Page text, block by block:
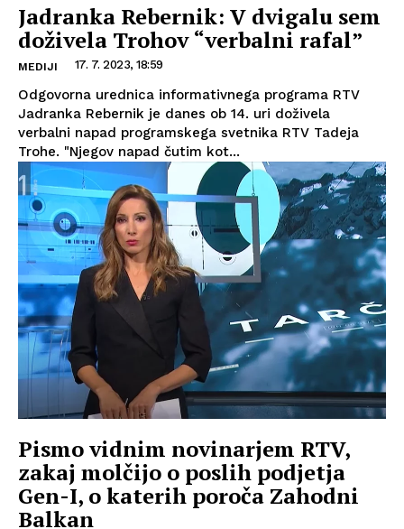
Jadranka Rebernik: V dvigalu sem
doživela Trohov “verbalni rafal”
MEDIJI 17. 7. 2023, 18:59
Odgovorna urednica informativnega programa RTV
Jadranka Rebernik je danes ob 14. uri doživela
verbalni napad programskega svetnika RTV Tadeja
Trohe. "Njegov napad čutim kot...
Pismo vidnim novinarjem RTV,
zakaj molčijo o poslih podjetja
Gen-I, o katerih poroča Zahodni
Balkan